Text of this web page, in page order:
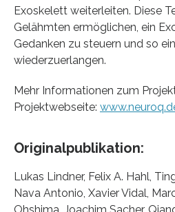
Exoskelett weiterleiten. Diese
Gelähmten ermöglichen, ein
Gedanken zu steuern und so
wiederzuerlangen.
Mehr Informationen zum
Projektwebseite:
Originalpublikation:
Lukas Lindner, Felix A. Hahl,
Nava Antonio, Xavier Vidal,